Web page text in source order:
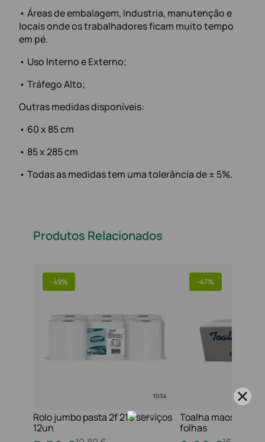
• Áreas de embalagem, Industria, manutenção e
locais onde os trabalhadores ficam muito tempo
em pé.
• Uso Interno e Externo;
• Tráfego Alto;
Outras medidas disponíveis:
• 60 x 85 cm
• 85 x 285 cm
• Todas as medidas tem uma tolerância de ± 5%.
Produtos Relacionados
-49%
Rolo jumbo pasta 2f 210 serviços
12un
-47%
Toalha maos 2f
folhas